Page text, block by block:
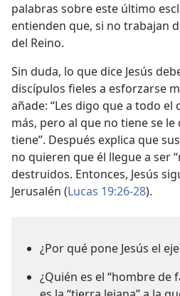
palabras sobre este último
entienden que, si no trabajan
del Reino.
Sin duda, lo que dice Jesús
discípulos fieles a esforzarse
añade: “Les digo que a todo el
más, pero al que no tiene se
tiene”. Después explica que
no quieren que él llegue a ser
destruidos. Entonces, Jesús
Jerusalén (Lucas 19:26-28).
¿Por qué pone Jesús el
¿Quién es el “hombre de